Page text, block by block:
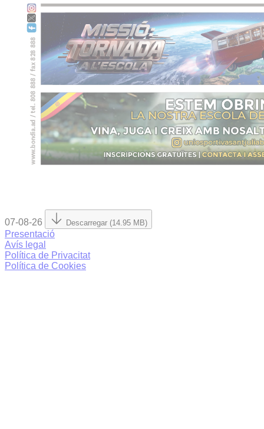
07-08-26 Descarregar (14.95 MB)
Presentació
Avís legal
Política de Privacitat
Política de Cookies